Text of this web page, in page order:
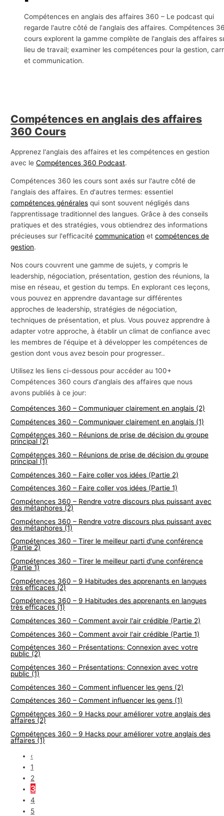
Compétences en anglais des affaires 360 – Le podcast qui
regarde l'autre côté de l'anglais des affaires. Compétences
cours explorent la gamme complète de l'anglais des affaires
lieu de travail; examiner les compétences pour la gestion,
et communication.
Compétences en anglais des affaires
360 Cours
Apprenez l'anglais des affaires et les compétences en gestion
avec leCompétences 360 Podcast.
Compétences 360 les cours sont axés sur l'autre côté de
l'anglais des affaires. En d'autres termes: essentiel
compétences générales qui sont souvent négligés dans
l’apprentissage traditionnel des langues. Grâce à des conseils
pratiques et des stratégies, vous obtiendrez des informations
précieuses sur l'efficacitécommunication etcompétences de
gestion.
Nos cours couvrent une gamme de sujets, y compris le
leadership, négociation, présentation, gestion des réunions, la
mise en réseau, et gestion du temps. En explorant ces leçons,
vous pouvez en apprendre davantage sur différentes
approches de leadership, stratégies de négociation,
techniques de présentation, et plus. Vous pouvez apprendre à
adapter votre approche, à établir un climat de confiance avec
les membres de l'équipe et à développer les compétences de
gestion dont vous avez besoin pour progresser..
Utilisez les liens ci-dessous pour accéder au 100+
Compétences 360 cours d'anglais des affaires que nous
avons publiés à ce jour:
Compétences 360 – Communiquer clairement en anglais (2)
Compétences 360 – Communiquer clairement en anglais (1)
Compétences 360 – Réunions de prise de décision du groupe
principal (2)
Compétences 360 – Réunions de prise de décision du groupe
principal (1)
Compétences 360 – Faire coller vos idées (Partie 2)
Compétences 360 – Faire coller vos idées (Partie 1)
Compétences 360 – Rendre votre discours plus puissant avec
des métaphores (2)
Compétences 360 – Rendre votre discours plus puissant avec
des métaphores (1)
Compétences 360 – Tirer le meilleur parti d'une conférence
(Partie 2)
Compétences 360 – Tirer le meilleur parti d'une conférence
(Partie 1)
Compétences 360 – 9 Habitudes des apprenants en langues
très efficaces (2)
Compétences 360 – 9 Habitudes des apprenants en langues
très efficaces (1)
Compétences 360 – Comment avoir l'air crédible (Partie 2)
Compétences 360 – Comment avoir l'air crédible (Partie 1)
Compétences 360 – Présentations: Connexion avec votre
public (2)
Compétences 360 – Présentations: Connexion avec votre
public (1)
Compétences 360 – Comment influencer les gens (2)
Compétences 360 – Comment influencer les gens (1)
Compétences 360 – 9 Hacks pour améliorer votre anglais des
affaires (2)
Compétences 360 – 9 Hacks pour améliorer votre anglais des
affaires (1)
‹
1
2
3
4
5
s